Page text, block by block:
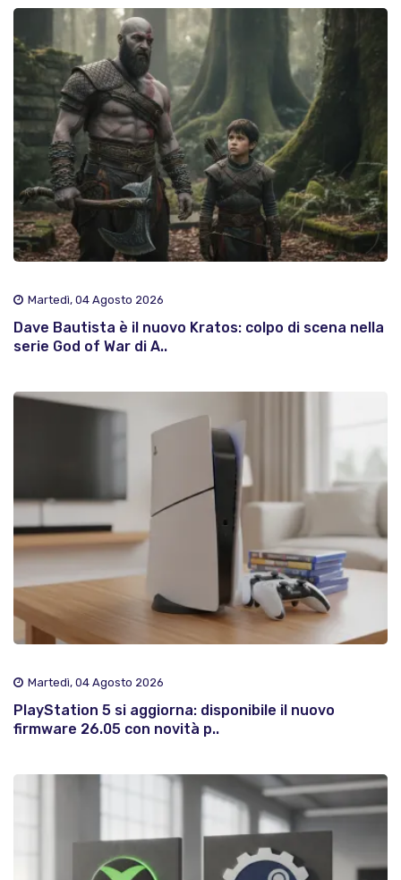
Martedì, 04 Agosto 2026
Dave Bautista è il nuovo Kratos: colpo di scena nella
serie God of War di A..
Martedì, 04 Agosto 2026
PlayStation 5 si aggiorna: disponibile il nuovo
firmware 26.05 con novità p..